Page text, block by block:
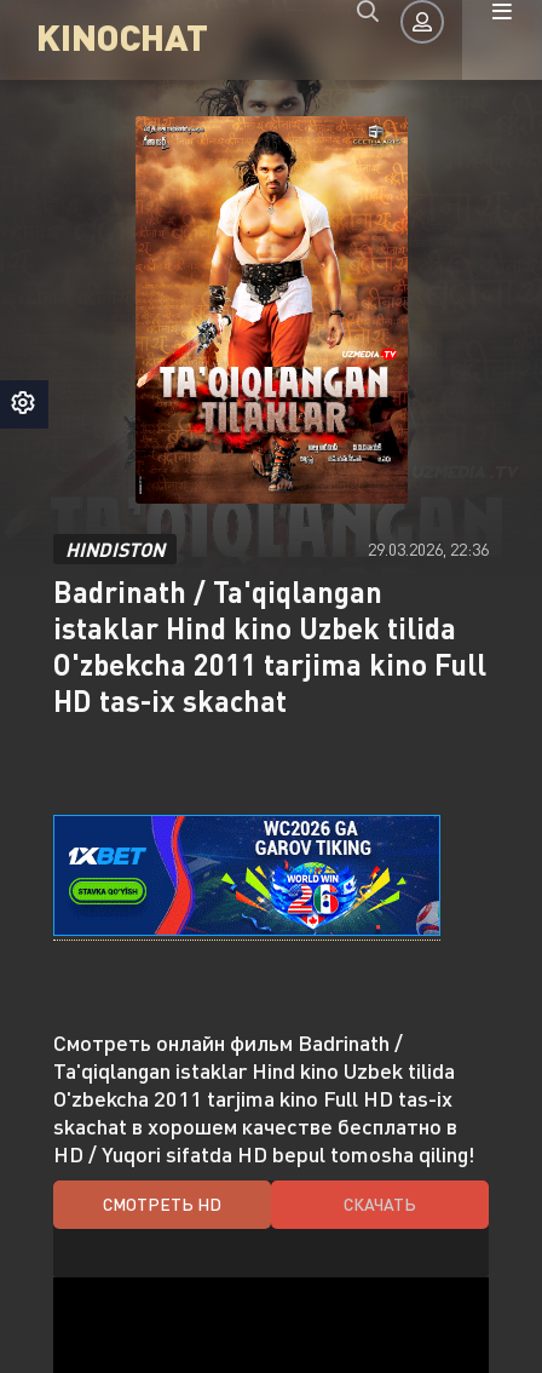
KINOCHAT
Авторизация
HINDISTON 29.03.2026, 22:36
Badrinath / Ta'qiqlangan
istaklar Hind kino Uzbek tilida
O'zbekcha 2011 tarjima kino Full
HD tas-ix skachat
Смотреть онлайн фильм Badrinath /
Ta'qiqlangan istaklar Hind kino Uzbek tilida
O'zbekcha 2011 tarjima kino Full HD tas-ix
skachat в хорошем качестве бесплатно в
HD / Yuqori sifatda HD bepul tomosha qiling!
СМОТРЕТЬ HD СКАЧАТЬ